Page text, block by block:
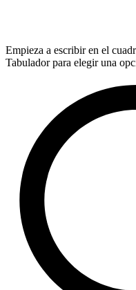
Empieza a escribir en el
Tabulador para elegir una